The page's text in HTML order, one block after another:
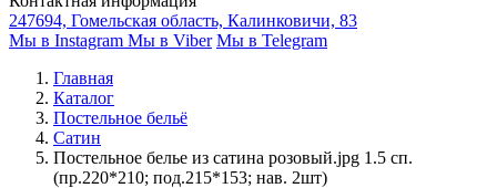
247694, Гомельская область, Калинковичи, 83
Мы в Instagram Мы в Viber Мы в Telegram
Главная
Каталог
Постельное бельё
Сатин
Постельное белье из сатина розовый.jpg 1.5 сп.
(пр.220*210; под.215*153; нав. 2шт)